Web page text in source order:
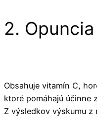
2.
Obsahuje vitamín C,
ktoré pomáhajú účinne
Z výsledkov výskumu